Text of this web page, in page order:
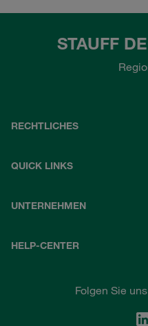
STAUFF
RECHTLICHES
QUICK LINKS
UNTERNEHMEN
HELP-CENTER
Folgen Sie